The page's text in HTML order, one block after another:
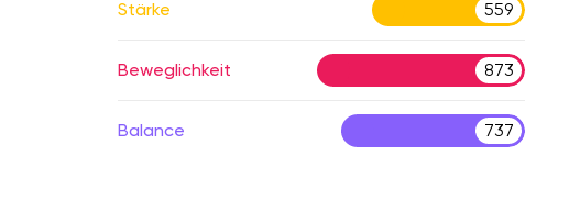
Stärke 559
Beweglichkeit 873
Balance 737